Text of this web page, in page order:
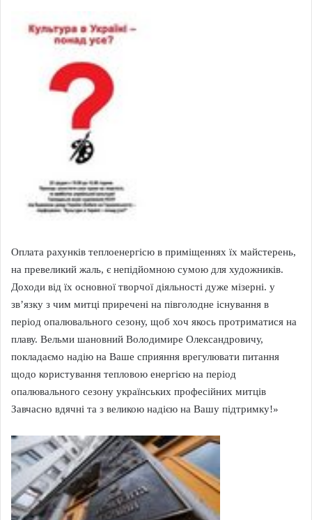
Оплата рахунків теплоенергісю в приміщеннях їх майстерень,
на превеликий жаль, є непідйомною сумою для художників.
Доходи від їх основної творчої діяльності дуже мізерні. у
зв’язку з чим митці приречені на півголодне існування в
період опалювального сезону, щоб хоч якось протриматися на
плаву. Вельми шановний Володимире Олександровичу,
покладаємо надію на Ваше сприяння врегулювати питання
щодо користування тепловою енергією на період
опалювального сезону українських професійних митців
Завчасно вдячні та з великою надією на Вашу підтримку!»